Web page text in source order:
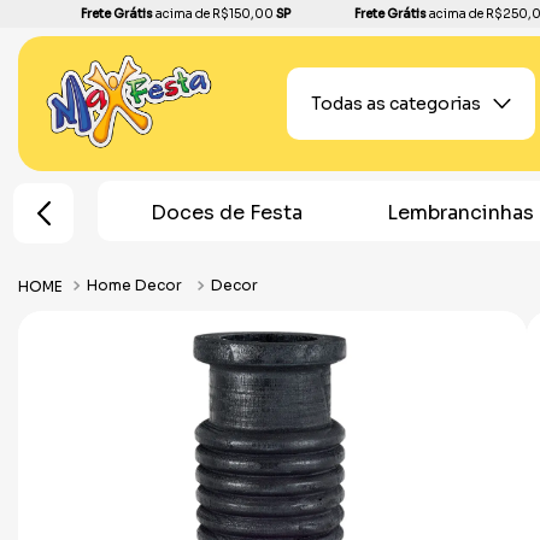
Frete Grátisacima de R$150,00 SP Frete Grátisacima de
Todas as categorias
Doces de Festa Lembrancinhas
Home Decor Decor